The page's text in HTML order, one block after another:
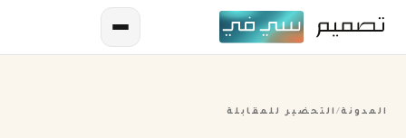
المدونة/التحضير للمقابلة